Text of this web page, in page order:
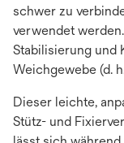
schwer zu
verwendet
Stabilisierung und
Weichgewebe (d.
Dieser leichte,
Stütz- und